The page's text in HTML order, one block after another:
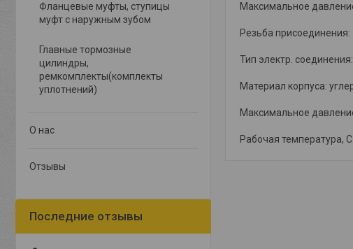
Максимальное
Резьба
Тип электр.
Материал корпуса:
Максимальное
Рабочая температура,
Фланцевые муфты, ступицы
муфт с наружным зубом
Главные тормозные
цилиндры,
ремкомплекты(комплекты
уплотнений)
О нас
Отзывы